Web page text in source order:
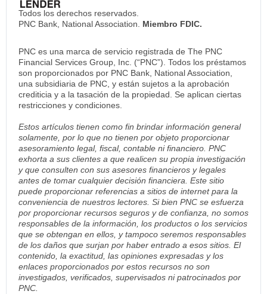
Todos los derechos reservados.
PNC Bank, National Association. Miembro FDIC.
PNC es una marca de servicio registrada de The PNC
Financial Services Group, Inc. (“PNC”). Todos los préstamos
son proporcionados por PNC Bank, National Association,
una subsidiaria de PNC, y están sujetos a la aprobación
crediticia y a la tasación de la propiedad. Se aplican ciertas
restricciones y condiciones.
Estos artículos tienen como fin brindar información general
solamente, por lo que no tienen por objeto proporcionar
asesoramiento legal, fiscal, contable ni financiero. PNC
exhorta a sus clientes a que realicen su propia investigación
y que consulten con sus asesores financieros y legales
antes de tomar cualquier decisión financiera. Este sitio
puede proporcionar referencias a sitios de internet para la
conveniencia de nuestros lectores. Si bien PNC se esfuerza
por proporcionar recursos seguros y de confianza, no somos
responsables de la información, los productos o los servicios
que se obtengan en ellos, y tampoco seremos responsables
de los daños que surjan por haber entrado a esos sitios. El
contenido, la exactitud, las opiniones expresadas y los
enlaces proporcionados por estos recursos no son
investigados, verificados, supervisados ni patrocinados por
PNC.